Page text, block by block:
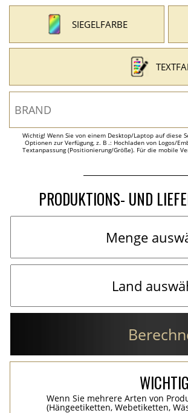
SIEGELFARBE
Wichtig! Wenn Sie von einem Desktop/Laptop auf diese
Optionen zur Verfügung, z. B .: Hochladen von Logos/
Textanpassung (Positionierung/Größe). Für die mobile
PRODUKTIONS- UND
Wenn Sie mehrere Arten von
(Hängeetiketten, Webetiketten,